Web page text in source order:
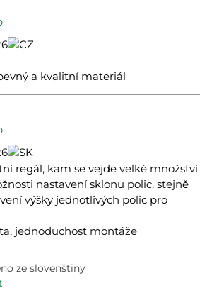
a kvalitní materiál
regál, kam se vejde velké množství
nastavení sklonu polic, stejně
výšky jednotlivých polic pro
jednoduchost montáže
ze slovenštiny